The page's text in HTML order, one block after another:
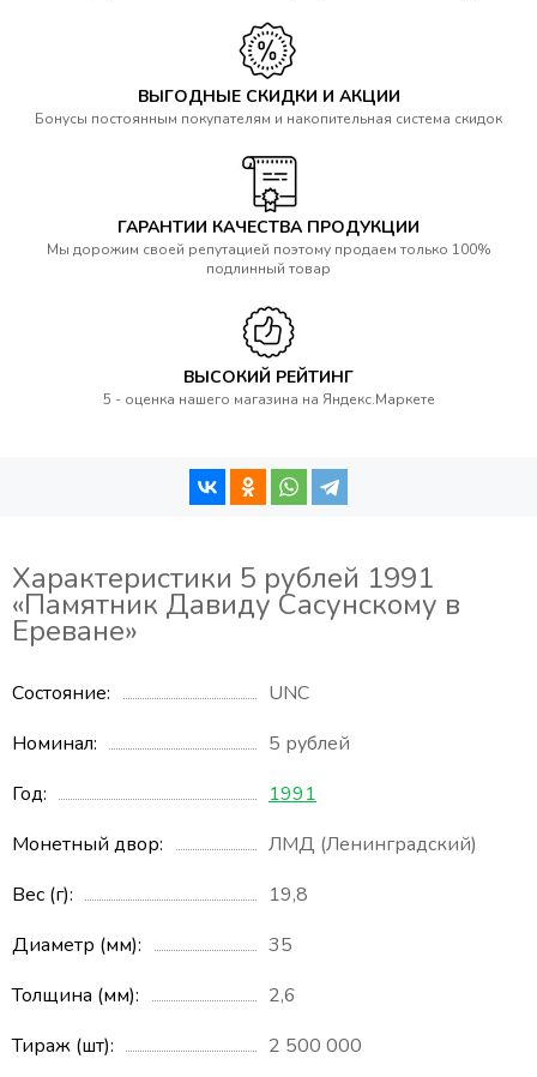
ВЫГОДНЫЕ СКИДКИ И АКЦИИ
Бонусы постоянным покупателям и накопительная система скидок
ГАРАНТИИ КАЧЕСТВА ПРОДУКЦИИ
Мы дорожим своей репутацией поэтому продаем только 100%
подлинный товар
ВЫСОКИЙ РЕЙТИНГ
5 - оценка нашего магазина на Яндекс.Маркете
Характеристики 5 рублей 1991
«Памятник Давиду Сасунскому в
Ереване»
Состояние
UNC
Номинал
5 рублей
Год
1991
Монетный двор
ЛМД (Ленинградский)
Вес (г)
19,8
Диаметр (мм)
35
Толщина (мм)
2,6
Тираж (шт)
2 500 000